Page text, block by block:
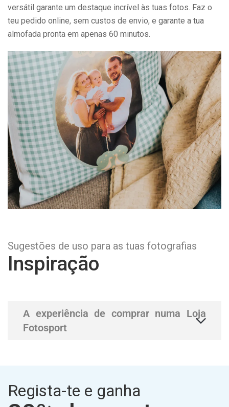
versátil garante um destaque incrível às tuas fotos. Faz o
teu pedido online, sem custos de envio, e garante a tua
almofada pronta em apenas 60 minutos.
Sugestões de uso para as tuas fotografias
Inspiração
A experiência de comprar numa Loja
Fotosport
Regista-te e ganha